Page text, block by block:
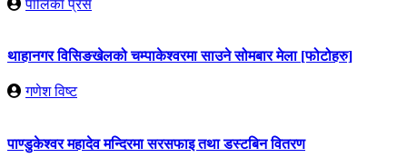
पालिका प्रेस
थाहानगर विसिङखेलको चम्पाकेश्वरमा साउने सोमबार मेला [फोटोहरु]
गणेश विष्ट
पाण्डुकेश्वर महादेव मन्दिरमा सरसफाइ तथा डस्टबिन वितरण